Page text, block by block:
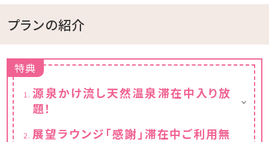
プランの紹介
特典
源泉かけ流し天然温泉滞在中入り放
題！
でご利用いただけます。
展望ラウンジ「感謝」滞在中ご利用無